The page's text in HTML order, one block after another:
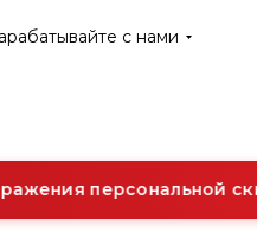
с нами
персональной